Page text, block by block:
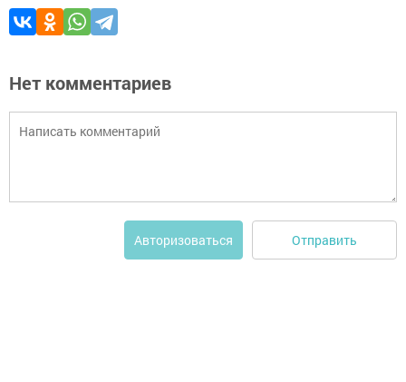
Нет комментариев
Авторизоваться Отправить